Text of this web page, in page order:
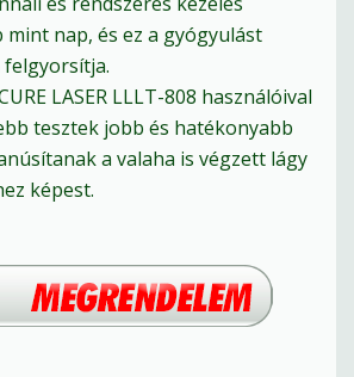
nap, és ez a gyógyulást
LASER LLLT-808 használóival
tesztek jobb és hatékonyabb
a valaha is végzett lágy
képest.